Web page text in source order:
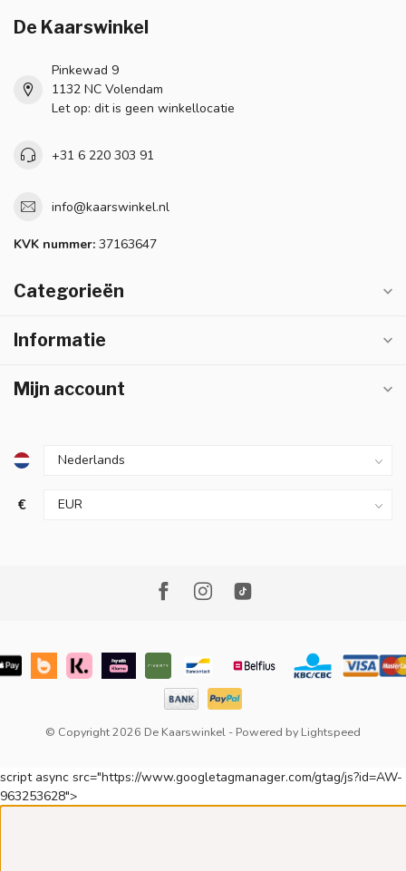
De Kaarswinkel
Pinkewad 9
1132 NC Volendam
Let op: dit is geen winkellocatie
+31 6 220 303 91
info@kaarswinkel.nl
KVK nummer: 37163647
Categorieën
Informatie
Mijn account
€
© Copyright 2026 De Kaarswinkel - Powered by Lightspeed
script async src="https://www.googletagmanager.com/gtag/js?id=AW-
963253628">